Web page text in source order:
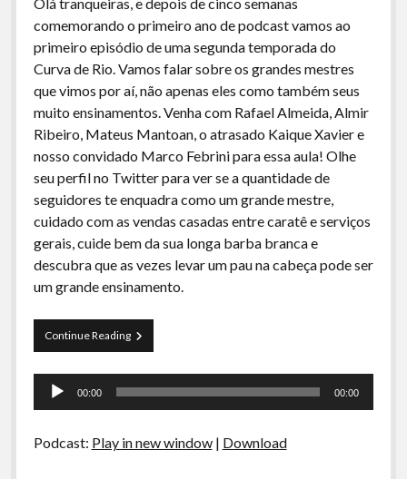
Arquivo CDR
Papo Tranqueira
A Ripa É a Lei
Especiais
Preliminares
comemorando o primeiro ano de podcast vamos ao
primeiro episódio de uma segunda temporada do
Curva de Rio. Vamos falar sobre os grandes mestres
que vimos por aí, não apenas eles como também seus
muito ensinamentos. Venha com Rafael Almeida, Almir
Ribeiro, Mateus Mantoan, o atrasado Kaique Xavier e
nosso convidado Marco Febrini para essa aula! Olhe
seu perfil no Twitter para ver se a quantidade de
seguidores te enquadra como um grande mestre,
cuidado com as vendas casadas entre caratê e serviços
gerais, cuide bem da sua longa barba branca e
descubra que as vezes levar um pau na cabeça pode ser
um grande ensinamento.
Continue ReadingCurva
de
–
e
Tocador
00:00 00:00
Podcast: Play in new window| Download